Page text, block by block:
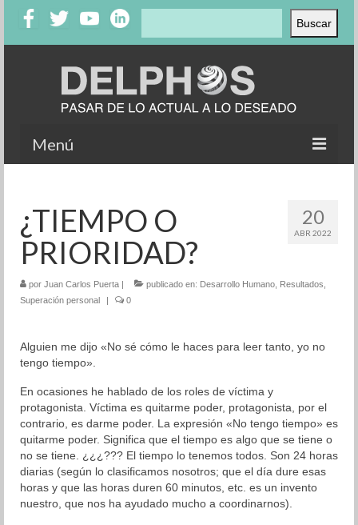
Buscar
Buscar
Menú
Nosotros
Productos
Clientes
Casos de éxito
Blog
Aprendizaje
Autoestima
Cambio
20
ABR 2022
¿TIEMPO O
PRIORIDAD?
por Juan Carlos Puerta | publicado en: Desarrollo Humano Resultados
Superación personal
| 0
Alguien me dijo «No sé cómo le haces para leer tanto, yo no
tengo tiempo».
En ocasiones he hablado de los roles de víctima y
protagonista. Víctima es quitarme poder, protagonista, por el
contrario, es darme poder. La expresión «No tengo tiempo» es
quitarme poder. Significa que el tiempo es algo que se tiene o
no se tiene. ¿¿¿??? El tiempo lo tenemos todos. Son 24 horas
diarias (según lo clasificamos nosotros; que el día dure esas
horas y que las horas duren 60 minutos, etc. es un invento
nuestro, que nos ha ayudado mucho a coordinarnos).